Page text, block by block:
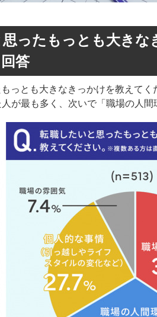
ったもっとも大き
答
もっとも大きなきっかけを教えて
人が最も多く、次いで「職場の人間